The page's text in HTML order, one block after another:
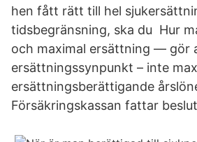
hen fått rätt till hel
tidsbegränsning, ska du Hur
och maximal ersättning — gör
ersättningssynpunkt – inte
ersättningsberättigande
Försäkringskassan fattar